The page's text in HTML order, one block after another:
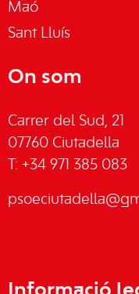
Maó
Sant Lluís
On som
Carrer del Sud, 21
07760 Ciutadella
T: +34 971 385 083